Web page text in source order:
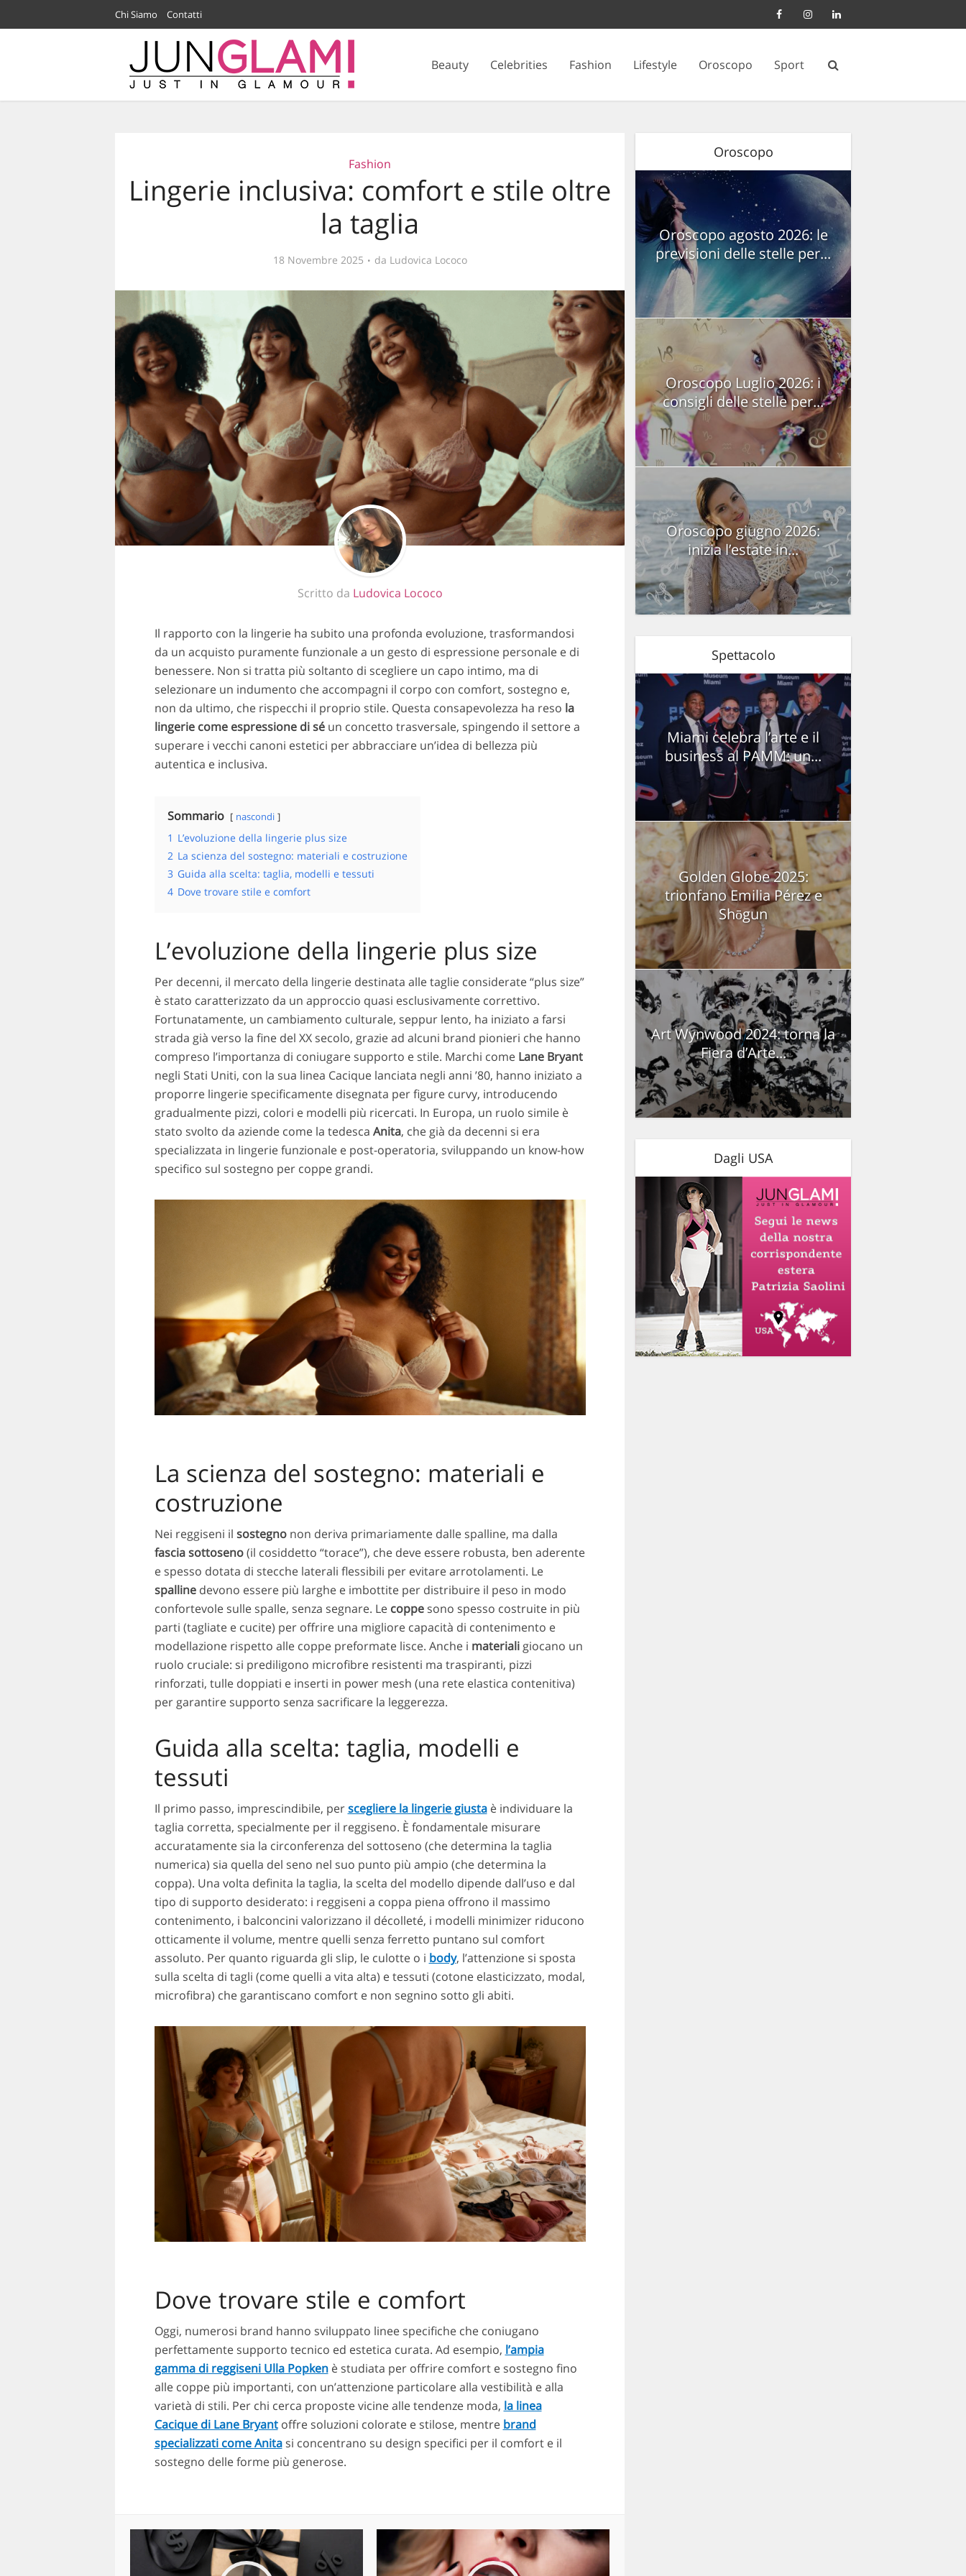
Chi Siamo Contatti
Beauty Celebrities Fashion Lifestyle Oroscopo Sport
Fashion
Lingerie inclusiva: comfort e stile oltre
la taglia
18 Novembre 2025 da Ludovica Lococo
Scritto da Ludovica Lococo
Il rapporto con la lingerie ha subito una profonda evoluzione, trasformandosi
da un acquisto puramente funzionale a un gesto di espressione personale e di
benessere. Non si tratta più soltanto di scegliere un capo intimo, ma di
selezionare un indumento che accompagni il corpo con comfort, sostegno e,
non da ultimo, che rispecchi il proprio stile. Questa consapevolezza ha reso la
lingerie come espressione di séun concetto trasversale, spingendo il settore a
superare i vecchi canoni estetici per abbracciare un’idea di bellezza più
autentica e inclusiva.
Sommario nascondi
1 L’evoluzione della lingerie plus size
2 La scienza del sostegno: materiali e costruzione
3 Guida alla scelta: taglia, modelli e tessuti
4 Dove trovare stile e comfort
L’evoluzione della lingerie plus size
Per decenni, il mercato della lingerie destinata alle taglie considerate “plus size”
è stato caratterizzato da un approccio quasi esclusivamente correttivo.
Fortunatamente, un cambiamento culturale, seppur lento, ha iniziato a farsi
strada già verso la fine del XX secolo, grazie ad alcuni brand pionieri che hanno
compreso l’importanza di coniugare supporto e stile. Marchi come Lane Bryant
negli Stati Uniti, con la sua linea Cacique lanciata negli anni ’80, hanno iniziato a
proporre lingerie specificamente disegnata per figure curvy, introducendo
gradualmente pizzi, colori e modelli più ricercati. In Europa, un ruolo simile è
stato svolto da aziende come la tedesca Anita, che già da decenni si era
specializzata in lingerie funzionale e post-operatoria, sviluppando un know-how
specifico sul sostegno per coppe grandi.
La scienza del sostegno: materiali e
costruzione
Nei reggiseni il sostegnonon deriva primariamente dalle spalline, ma dalla
fascia sottoseno(il cosiddetto “torace”), che deve essere robusta, ben aderente
e spesso dotata di stecche laterali flessibili per evitare arrotolamenti. Le
spallinedevono essere più larghe e imbottite per distribuire il peso in modo
confortevole sulle spalle, senza segnare. Le coppesono spesso costruite in più
parti (tagliate e cucite) per offrire una migliore capacità di contenimento e
modellazione rispetto alle coppe preformate lisce. Anche i materialigiocano un
ruolo cruciale: si prediligono microfibre resistenti ma traspiranti, pizzi
rinforzati, tulle doppiati e inserti in power mesh (una rete elastica contenitiva)
per garantire supporto senza sacrificare la leggerezza.
Guida alla scelta: taglia, modelli e
tessuti
Il primo passo, imprescindibile, perscegliere la lingerie giustaè individuare la
taglia corretta, specialmente per il reggiseno. È fondamentale misurare
accuratamente sia la circonferenza del sottoseno (che determina la taglia
numerica) sia quella del seno nel suo punto più ampio (che determina la
coppa). Una volta definita la taglia, la scelta del modello dipende dall’uso e dal
tipo di supporto desiderato: i reggiseni a coppa piena offrono il massimo
contenimento, i balconcini valorizzano il décolleté, i modelli minimizer riducono
otticamente il volume, mentre quelli senza ferretto puntano sul comfort
assoluto. Per quanto riguarda gli slip, le culotte o i body, l’attenzione si sposta
sulla scelta di tagli (come quelli a vita alta) e tessuti (cotone elasticizzato, modal,
microfibra) che garantiscano comfort e non segnino sotto gli abiti.
Dove trovare stile e comfort
Oggi, numerosi brand hanno sviluppato linee specifiche che coniugano
perfettamente supporto tecnico ed estetica curata. Ad esempio, l’ampia
gamma di reggiseni Ulla Popkenè studiata per offrire comfort e sostegno fino
alle coppe più importanti, con un’attenzione particolare alla vestibilità e alla
varietà di stili. Per chi cerca proposte vicine alle tendenze moda, la linea
Cacique di Lane Bryantoffre soluzioni colorate e stilose, mentre brand
specializzati come Anitasi concentrano su design specifici per il comfort e il
sostegno delle forme più generose.
Oroscopo
Oroscopo agosto 2026: le
previsioni delle stelle per...
Oroscopo Luglio 2026: i
consigli delle stelle per...
Oroscopo giugno 2026:
inizia l’estate in...
Spettacolo
Miami celebra l’arte e il
business al PAMM: un...
Golden Globe 2025:
trionfano Emilia Pérez e
Shōgun
Art Wynwood 2024: torna la
Fiera d’Arte...
Dagli USA